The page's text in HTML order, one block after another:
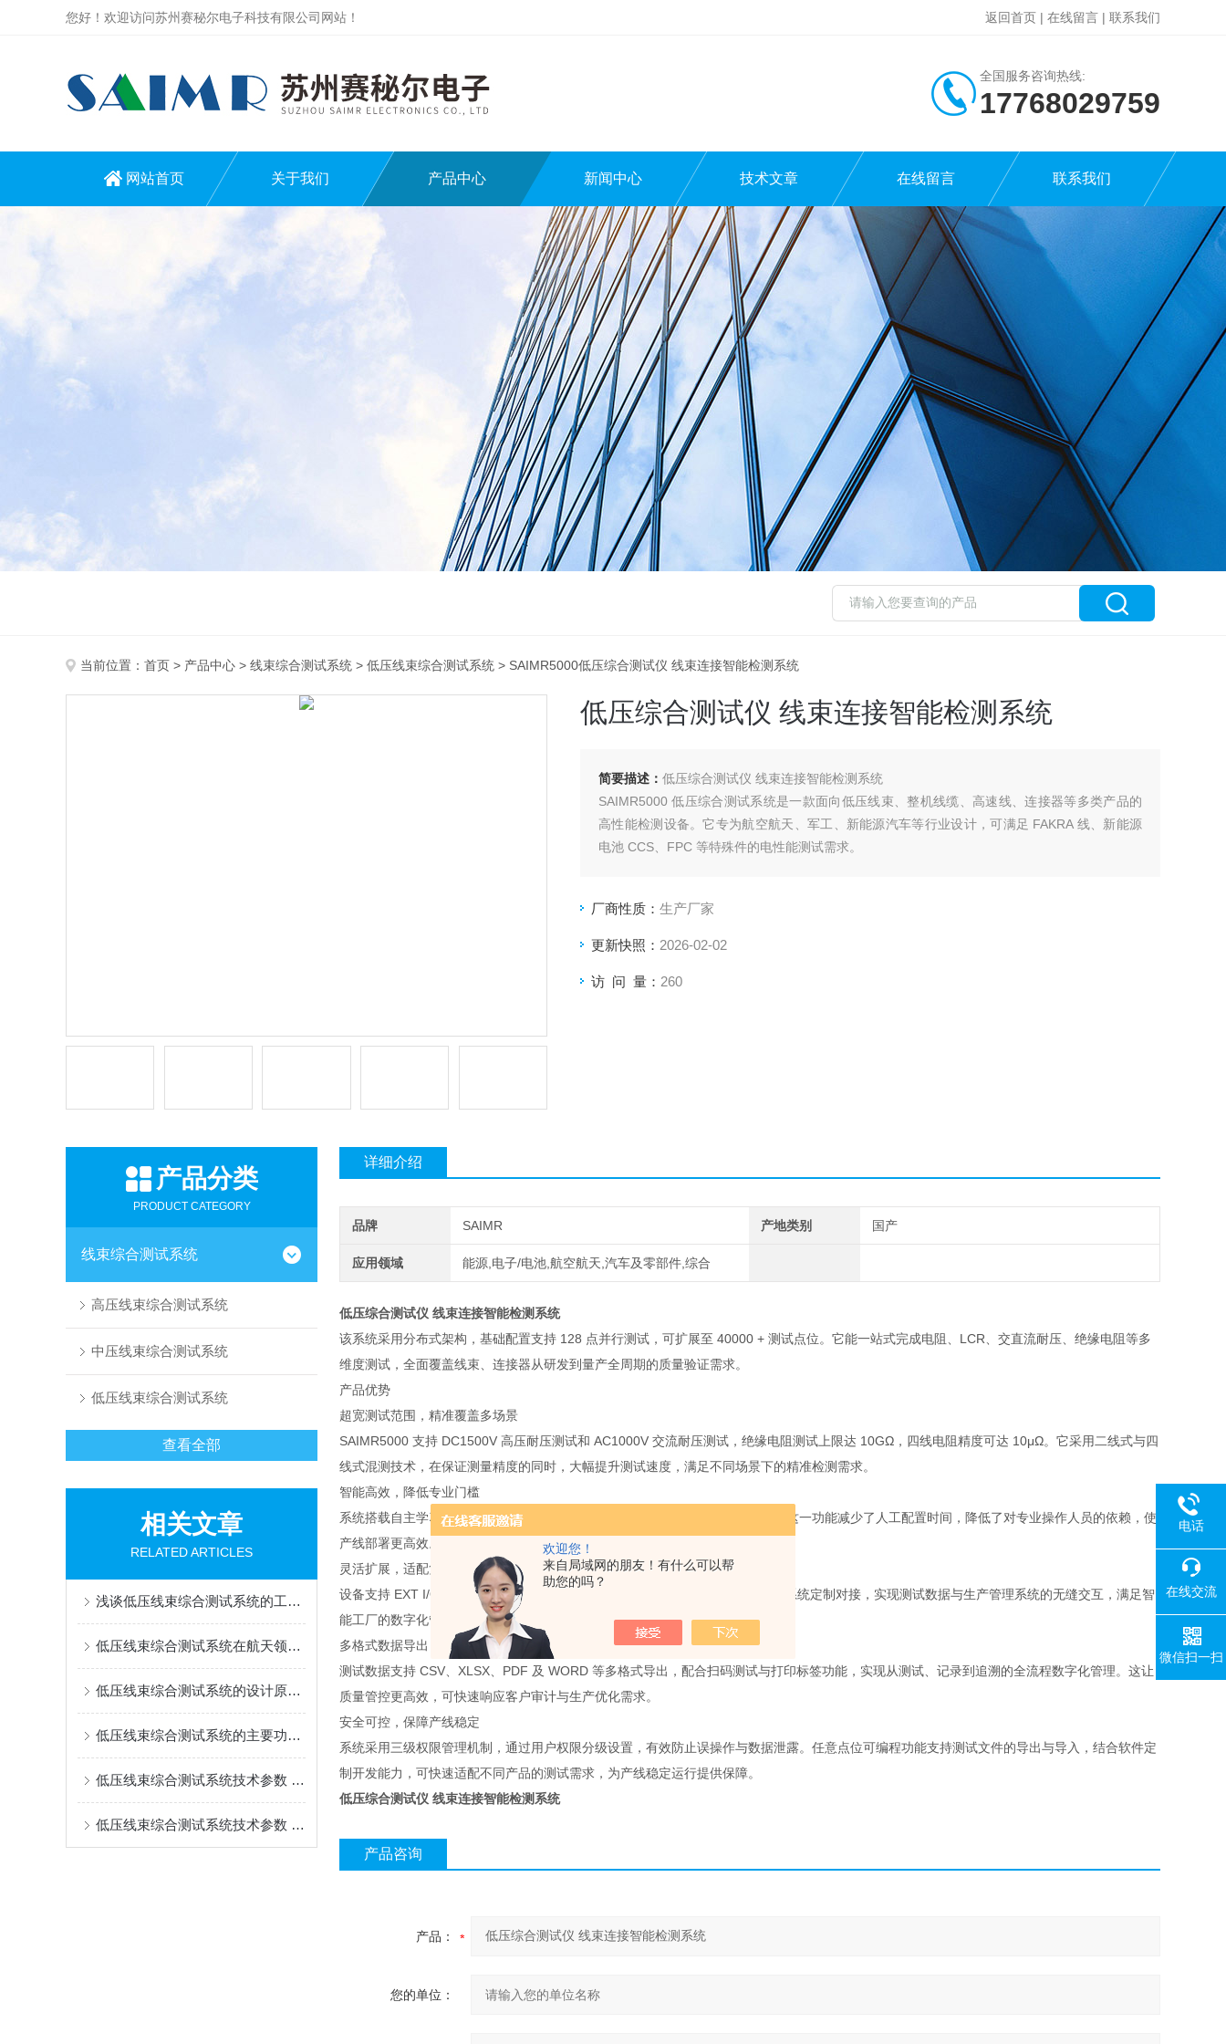
欢迎您！
来自局域网的朋友！有什么可以帮
助您的吗？
您好！欢迎访问苏州赛秘尔电子科技有限公司网站！ 返回首页 | 在线留言 | 联系我们
全国服务咨询热线:
17768029759
网站首页 关于我们 产品中心 新闻中心 技术文章 在线留言 联系我们
当前位置： 首页 > 产品中心 > 线束综合测试系统 > 低压线束综合测试系统 > SAIMR5000低压综合测试仪 线束连接智能检测系统
低压综合测试仪 线束连接智能检测系统
简要描述： 低压综合测试仪 线束连接智能检测系统
SAIMR5000 低压综合测试系统是一款面向低压线束、整机线缆、高速线、连接器等多类产品的
高性能检测设备。它专为航空航天、军工、新能源汽车等行业设计，可满足 FAKRA 线、新能源
电池 CCS、FPC 等特殊件的电性能测试需求。
厂商性质： 生产厂家
更新快照： 2026-02-02
访 问 量： 260
产品分类
PRODUCT CATEGORY
线束综合测试系统
高压线束综合测试系统
中压线束综合测试系统
低压线束综合测试系统
查看全部
相关文章
RELATED ARTICLES
浅谈低压线束综合测试系统的工作原理和特点
低压线束综合测试系统在航天领域的应用
低压线束综合测试系统的设计原理与应用
低压线束综合测试系统的主要功能介绍
低压线束综合测试系统技术参数 SAIMR5000 512P
低压线束综合测试系统技术参数 SAIMR5000 256P
详细介绍
品牌 SAIMR 产地类别 国产
应用领域 能源,电子/电池,航空航天,汽车及零部件,综合
低压综合测试仪 线束连接智能检测系统
该系统采用分布式架构，基础配置支持 128 点并行测试，可扩展至 40000 + 测试点位。它能一站式完成电阻、LCR、交直流耐压、绝缘电阻等多
维度测试，全面覆盖线束、连接器从研发到量产全周期的质量验证需求。
产品优势
超宽测试范围，精准覆盖多场景
SAIMR5000 支持 DC1500V 高压耐压测试和 AC1000V 交流耐压测试，绝缘电阻测试上限达 10GΩ，四线电阻精度可达 10μΩ。它采用二线式与四
线式混测技术，在保证测量精度的同时，大幅提升测试速度，满足不同场景下的精准检测需求。
智能高效，降低专业门槛
系统搭载自主学习功能，可快速生成测试文件组，自动识别未知线束连接关系。这一功能减少了人工配置时间，降低了对专业操作人员的依赖，使
产线部署更高效。
灵活扩展，适配复杂产线
设备支持 EXT I/O 端子外部控制，可便捷接入产线自动化系统。它还支持 MES 系统定制对接，实现测试数据与生产管理系统的无缝交互，满足智
能工厂的数字化管理需求。
多格式数据导出，满足全流程管理
测试数据支持 CSV、XLSX、PDF 及 WORD 等多格式导出，配合扫码测试与打印标签功能，实现从测试、记录到追溯的全流程数字化管理。这让
质量管控更高效，可快速响应客户审计与生产优化需求。
安全可控，保障产线稳定
系统采用三级权限管理机制，通过用户权限分级设置，有效防止误操作与数据泄露。任意点位可编程功能支持测试文件的导出与导入，结合软件定
制开发能力，可快速适配不同产品的测试需求，为产线稳定运行提供保障。
低压综合测试仪 线束连接智能检测系统
产品咨询
产品：
您的单位：
电话
在线交流
微信扫一扫